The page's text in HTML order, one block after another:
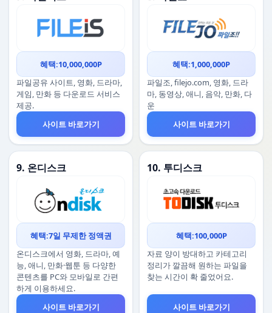
혜택:10,000,000P
파일공유 사이트, 영화, 드라마,
게임, 만화 등 다운로드 서비스
제공.
사이트 바로가기
혜택:1,000,000P
파일조, filejo.com, 영화, 드라
마, 동영상, 애니, 음악, 만화, 다
운
사이트 바로가기
9. 온디스크
혜택:7일 무제한 정액권
온디스크에서 영화, 드라마, 예
능, 애니, 만화·웹툰 등 다양한
콘텐츠를 PC와 모바일로 간편
하게 이용하세요.
사이트 바로가기
10. 투디스크
혜택:100,000P
자료 양이 방대하고 카테고리
정리가 깔끔해 원하는 파일을
찾는 시간이 확 줄었어요.
사이트 바로가기